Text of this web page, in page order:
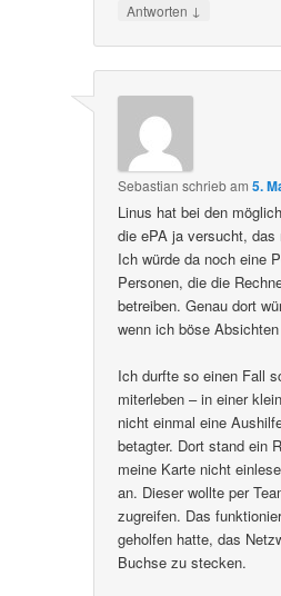
Antworten ↓
Sebastian schriebam5.
Linus hat bei den
die ePA ja versucht,
Ich würde da noch eine
Personen, die die
betreiben. Genau dort
wenn ich böse
Ich durfte so einen Fall
miterleben – in einer
nicht einmal eine
betagter. Dort stand ein
meine Karte nicht
an. Dieser wollte per
zugreifen. Das
geholfen hatte, das
Buchse zu stecken.